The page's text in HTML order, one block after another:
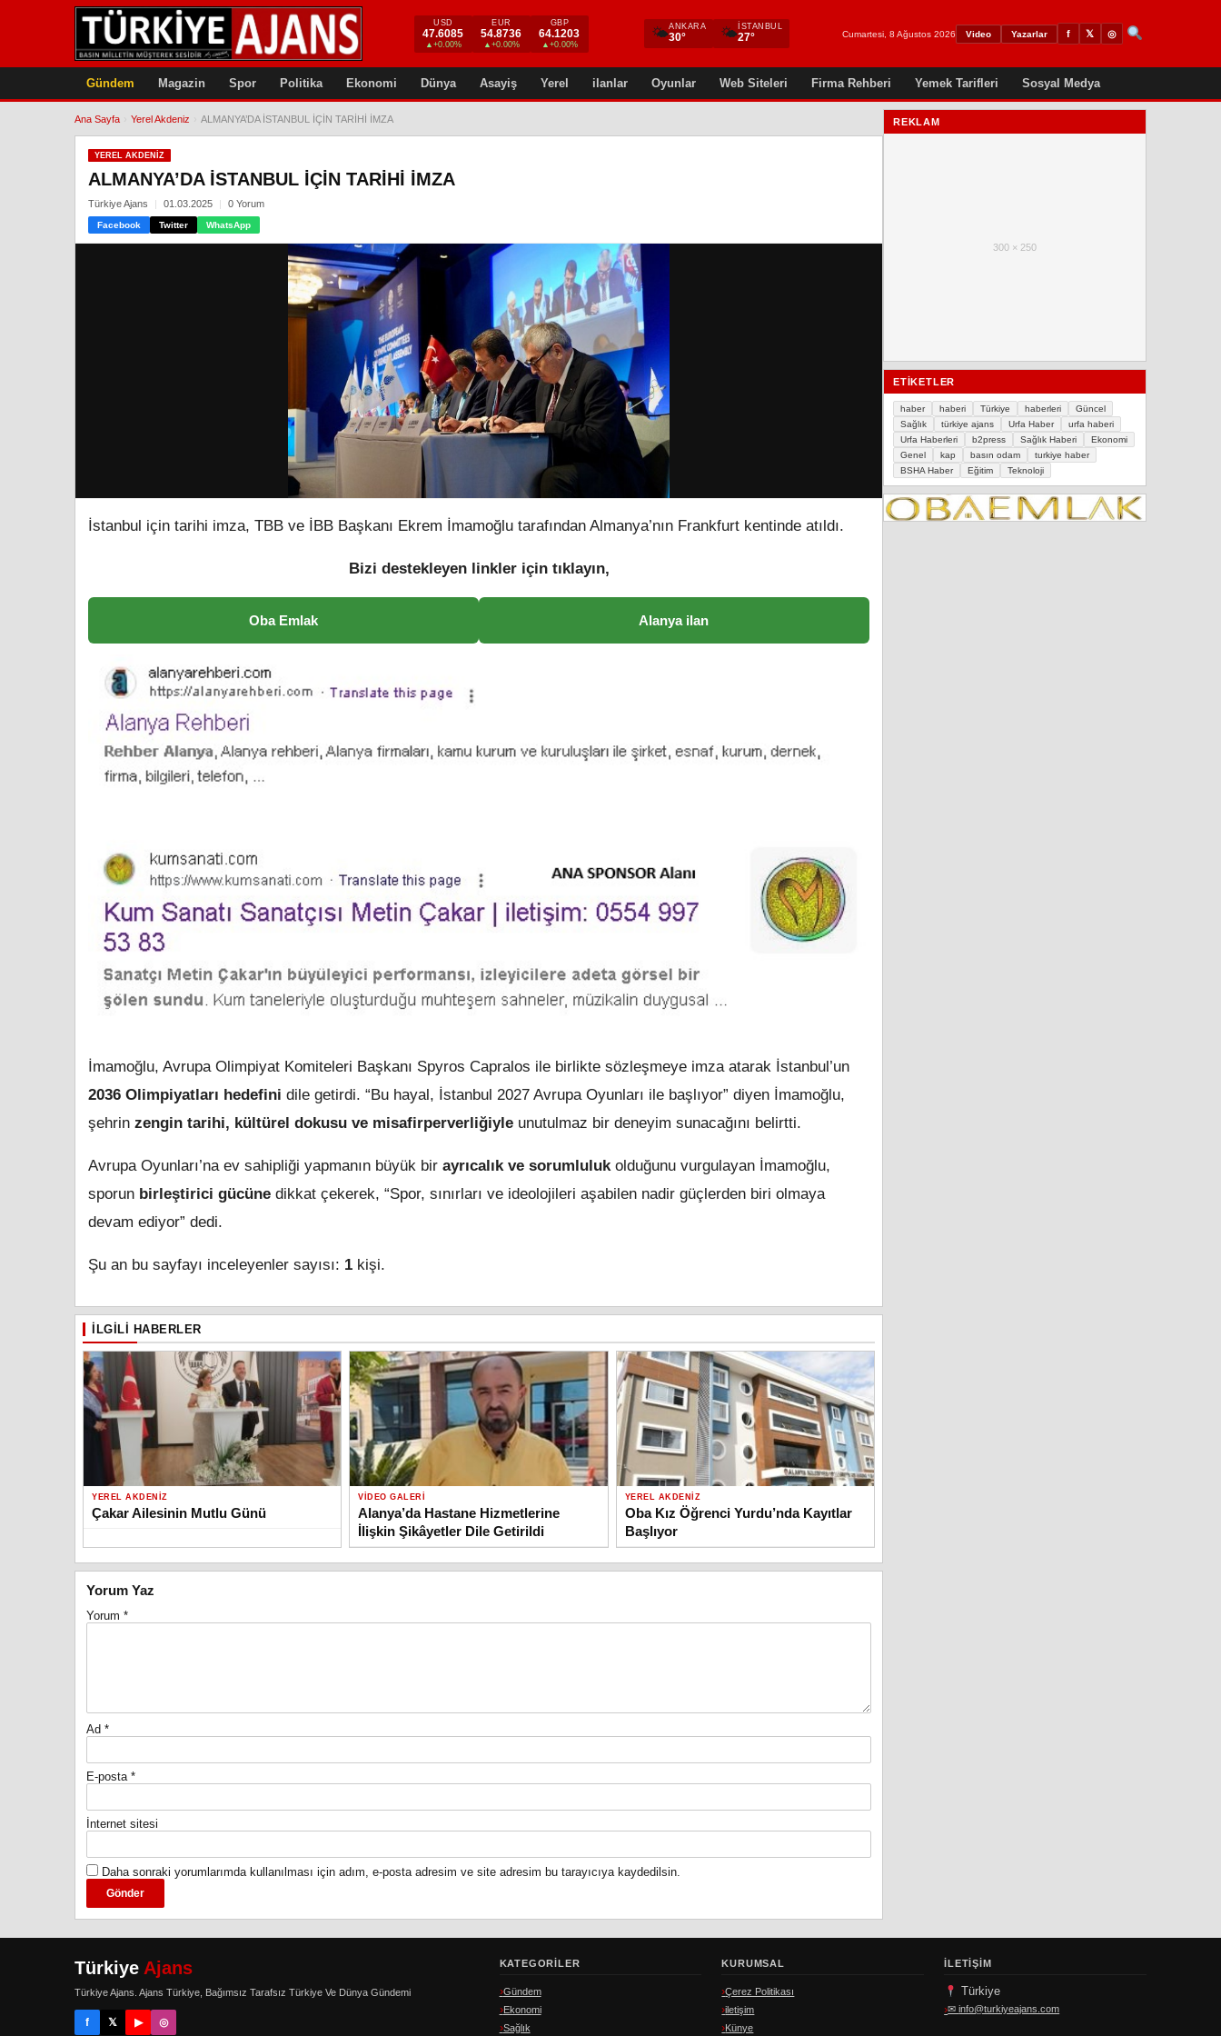
USD
47.6085
▲+0.00%
EUR
54.8736
▲+0.00%
GBP
64.1203
▲+0.00%
🌤ANKARA
30° 🌤 İSTANBUL
27° Cumartesi, 8 Ağustos 2026 Video Yazarlar f 𝕏 ◎
Gündem Magazin Spor Politika Ekonomi Dünya Asayiş Yerel ilanlar Oyunlar Web Siteleri Firma Rehberi Yemek Tarifleri Sosyal Medya
Ana Sayfa Yerel Akdeniz ALMANYA’DA İSTANBUL İÇİN TARİHİ İMZA
YEREL AKDENIZ
ALMANYA’DA İSTANBUL İÇİN TARİHİ İMZA
Türkiye Ajans 01.03.2025 0 Yorum
Facebook Twitter WhatsApp
İstanbul için tarihi imza, TBB ve İBB Başkanı Ekrem İmamoğlu tarafından Almanya’nın Frankfurt kentinde atıldı.
Bizi destekleyen linkler için tıklayın,
Oba Emlak Alanya ilan
İmamoğlu, Avrupa Olimpiyat Komiteleri Başkanı Spyros Capralos ile birlikte sözleşmeye imza atarak İstanbul’un
2036 Olimpiyatları hedefini dile getirdi. “Bu hayal, İstanbul 2027 Avrupa Oyunları ile başlıyor” diyen İmamoğlu,
şehrin zengin tarihi, kültürel dokusu ve misafirperverliğiyle unutulmaz bir deneyim sunacağını belirtti.
Avrupa Oyunları’na ev sahipliği yapmanın büyük bir ayrıcalık ve sorumlulukolduğunu vurgulayan İmamoğlu,
sporun birleştirici gücüne dikkat çekerek, “Spor, sınırları ve ideolojileri aşabilen nadir güçlerden biri olmaya
devam ediyor” dedi.
Şu an bu sayfayı inceleyenler sayısı: 1 kişi.
İLGILI HABERLER
YEREL AKDENIZ
Çakar Ailesinin Mutlu Günü
VIDEO GALERI
Alanya’da Hastane Hizmetlerine
İlişkin Şikâyetler Dile Getirildi
YEREL AKDENIZ
Oba Kız Öğrenci Yurdu’nda Kayıtlar
Başlıyor
Yorum Yaz
Yorum *
Ad *
E-posta *
İnternet sitesi
Daha sonraki yorumlarımda kullanılması için adım, e-posta adresim ve site adresim bu tarayıcıya kaydedilsin.
REKLAM
300 × 250
ETIKETLER
haber haberi Türkiye haberleri
Güncel
Sağlık
türkiye ajans Urfa Haber
urfa haberi
Urfa Haberleri
b2press Sağlık Haberi
Ekonomi
Genel
kap basın odam
turkiye haber
BSHA Haber
Eğitim Teknoloji
Türkiye Ajans
Türkiye Ajans. Ajans Türkiye, Bağımsız Tarafsız Türkiye Ve Dünya Gündemi
f 𝕏 ▶ ◎
KATEGORILER
Gündem
Ekonomi
Sağlık
KURUMSAL
Çerez Politikası
iletişim
Künye
İLETIŞIM
Türkiye
✉info@turkiyeajans.com